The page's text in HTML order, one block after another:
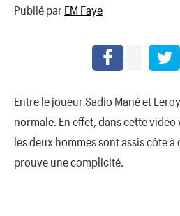
Publié par EM Faye
Entre le joueur Sadio Mané et
normale. En effet, dans cette
les deux hommes sont assis côte à
prouve une complicité.